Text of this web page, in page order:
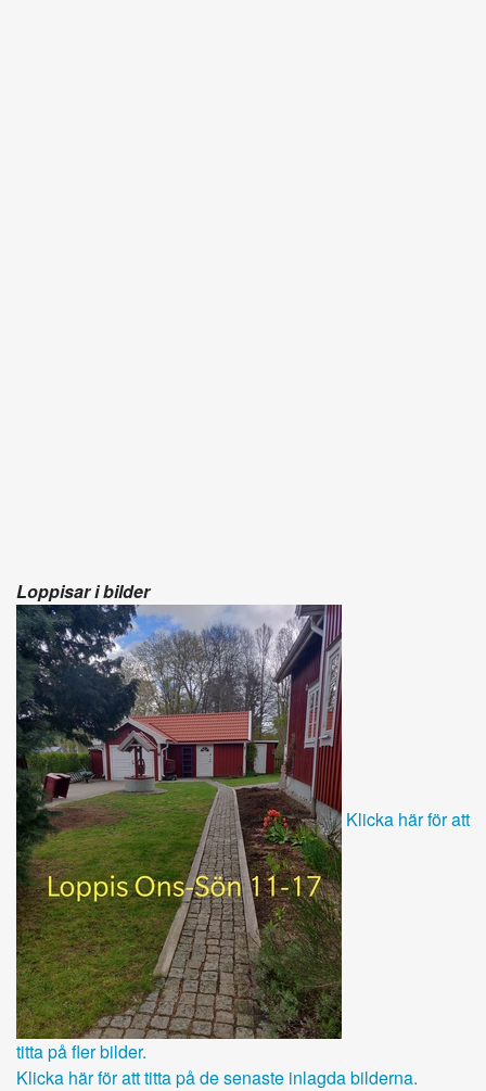
Loppisar i bilder
Klicka här för att
titta på fler bilder.
Klicka här för att titta på de senaste inlagda bilderna.